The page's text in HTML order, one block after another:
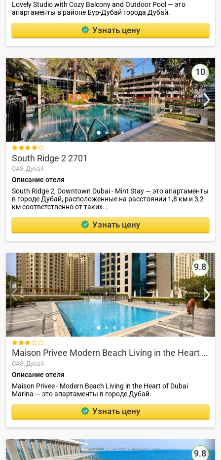
Lovely Studio with Cozy Balcony and Outdoor Pool — это
апартаменты в районе Бур-Дубай города Дубай.
Узнать цену
10

South Ridge 2 2701
ОАЭ, Дубай
Описание отеля
South Ridge 2, Downtown Dubai - Mint Stay — это апартаменты
в городе Дубай, расположенные на расстоянии 1,8 км и 3,2
км соответственно от таких...
Узнать цену
9.8

Maison Privee Modern Beach Living in the Heart of Dubai Marina
ОАЭ, Дубай
Описание отеля
Maison Privee - Modern Beach Living in the Heart of Dubai
Marina — это апартаменты в городе Дубай.
Узнать цену
9.8